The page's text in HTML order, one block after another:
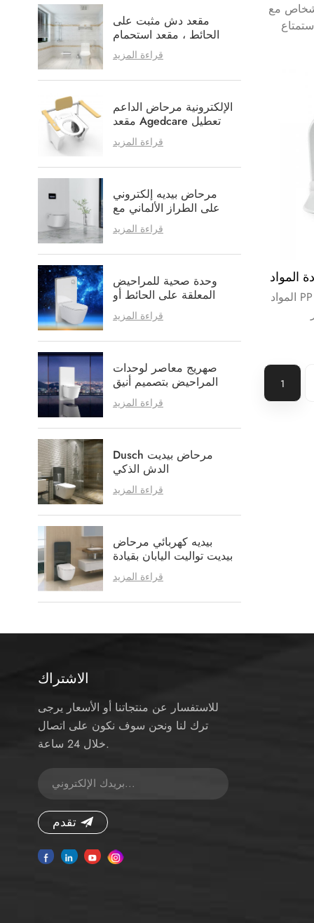
مقعد دش مثبت على
الحائط ، مقعد استحمام
مضاد للخدش
قراءة المزيد
الإلكترونية مرحاض الداعم
مقعد Agedcare تعطيل
الرعاية الصحية
قراءة المزيد
مرحاض بيديه إلكتروني
على الطراز الألماني مع
خيار نظام التنظيف
الداخلي
قراءة المزيد
وحدة صحية للمراحيض
المعلقة على الحائط أو
الأرضية
قراءة المزيد
صهريج معاصر لوحدات
المراحيض بتصميم أنيق
ومرتب
قراءة المزيد
Dusch مرحاض بيديت
الدش الذكي
قراءة المزيد
بيديه كهربائي مرحاض
بيديت تواليت اليابان بقيادة
بيديت تواليتينسيتز
قراءة المزيد
مع
المواد PP للماء دش مقعد ، OEM العلامة
1
الاشتراك
للاستفسار عن منتجاتنا أو الأسعار يرجى
ترك لنا ونحن سوف نكون على اتصال
خلال 24 ساعة.
تقدم